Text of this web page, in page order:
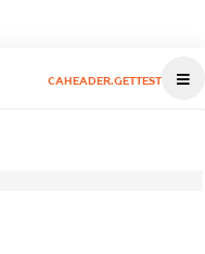
CAHEADER.GETTEST